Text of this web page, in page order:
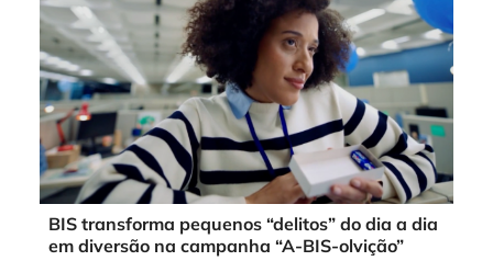
BIS transforma pequenos “delitos” do dia a dia
em diversão na campanha “A-BIS-olvição”